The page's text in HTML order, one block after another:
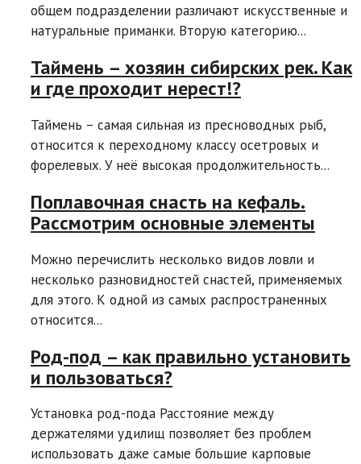
общем подразделении различают искусственные и
натуральные приманки. Вторую категорию...
Таймень – хозяин сибирских рек. Как
и где проходит нерест!?
Таймень – самая сильная из пресноводных рыб,
относится к переходному классу осетровых и
форелевых. У неё высокая продолжительность...
Поплавочная снасть на кефаль.
Рассмотрим основные элементы
Можно перечислить несколько видов ловли и
несколько разновидностей снастей, применяемых
для этого. К одной из самых распространенных
относится...
Род-под – как правильно установить
и пользоваться?
Установка род-пода Расстояние между
держателями удилищ позволяет без проблем
использовать даже самые большие карповые